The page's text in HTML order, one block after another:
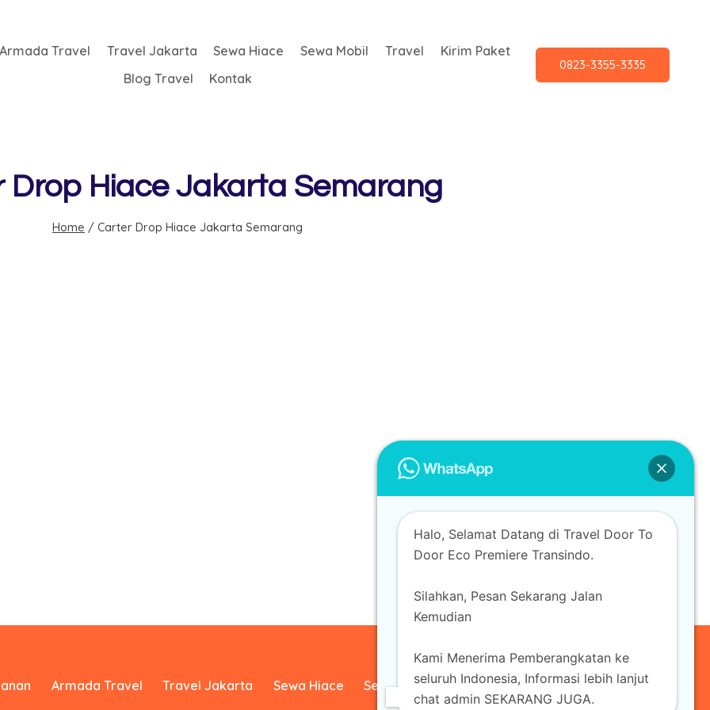
Armada Travel Travel Jakarta Sewa Hiace Sewa Mobil Travel
Kirim Paket
Blog Travel
Kontak
0823-3355-3335
Drop Hiace Jakarta Semarang
Home / Carter Drop Hiace Jakarta Semarang
Armada Travel Travel Jakarta Sewa Hiace
Sewa Mobil
Halo, Selamat Datang di Travel Door To
Door Eco Premiere Transindo.
Silahkan, Pesan Sekarang Jalan
Kemudian
Kami Menerima Pemberangkatan ke
seluruh Indonesia, Informasi lebih lanjut
chat admin SEKARANG JUGA.